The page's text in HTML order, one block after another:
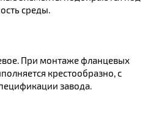
среды.
При монтаже фланцевых
крестообразно, с
завода.